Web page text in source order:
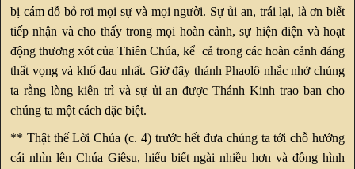
bị cám dỗ bỏ rơi mọi sự và mọi người. Sự ủi an, trái lại, là ơn biết
tiếp nhận và cho thấy trong mọi hoàn cảnh, sự hiện diện và hoạt
động thương xót của Thiên Chúa, kể cả trong các hoàn cảnh đáng
thất vọng và khổ đau nhất. Giờ đây thánh Phaolô nhắc nhớ chúng
ta rằng lòng kiên trì và sự ủi an được Thánh Kinh trao ban cho
chúng ta một cách đặc biệt.
** Thật thế Lời Chúa (c. 4) trước hết đưa chúng ta tới chỗ hướng
cái nhìn lên Chúa Giêsu, hiểu biết ngài nhiều hơn và đồng hình